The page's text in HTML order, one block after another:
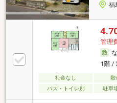
福
管理
1階 /
礼金なし 敷
バス・トイレ別
駐車